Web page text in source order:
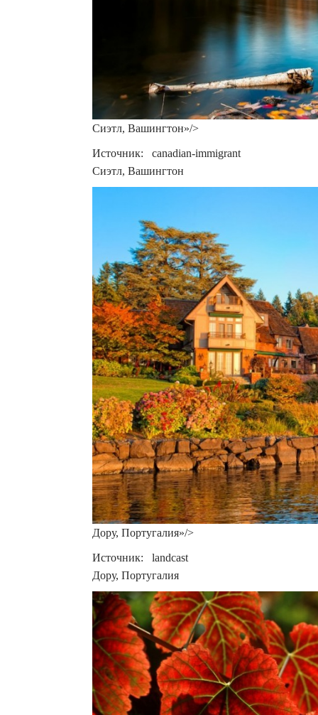
Сиэтл, Вашингтон»/>
Источник: canadian-immigrant
Сиэтл, Вашингтон
Дору, Португалия»/>
Источник: landcast
Дору, Португалия